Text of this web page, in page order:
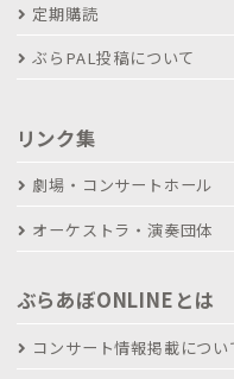
定期購読
ぶらPAL投稿について
リンク集
劇場・コンサートホール
オーケストラ・演奏団体
ぶらあぼONLINEとは
コンサート情報掲載につい